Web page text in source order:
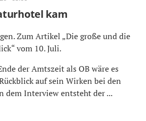
kam
Zum Artikel „Die große und die
vom 10. Juli.
der Amtszeit als OB wäre es
auf sein Wirken bei den
dem Interview entsteht der ...